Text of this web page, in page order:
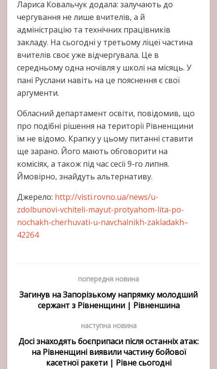
Лариса Ковальчук додала: залучають до
чергування не лише вчителів, а й
адміністрацію та технічних працівників
закладу. На сьогодні у третьому ліцеї частина
вчителів своє уже відчергувала. Це в
середньому одна ночівля у школі на місяць. У
пані Руслани навіть на це пояснення є свої
аргументи.
Обласний департамент освіти, повідомив, що
про подібні рішення на території Рівненщини
їм не відомо. Крапку у цьому питанні ставити
ще зарано. Його мають обговорити на
комісіях, а також під час сесії 9-го липня.
Ймовірно, знайдуть альтернативу.
Джерело: http://visti.rovno.ua/news/u-
zdolbunovi-vchiteli-mayut-protyahom-lita-po-
nochakh-cherhuvati-u-navchalnikh-zakladakh–
42264
попередня новина
Загинув на Запорізькому напрямку молодший
сержант з Рівненщини | Рівненшина
наступна новина
Досі знаходять боєприпаси після останніх атак:
на Рівненщині виявили частину бойової
касетної ракети | Рівне сьогодні